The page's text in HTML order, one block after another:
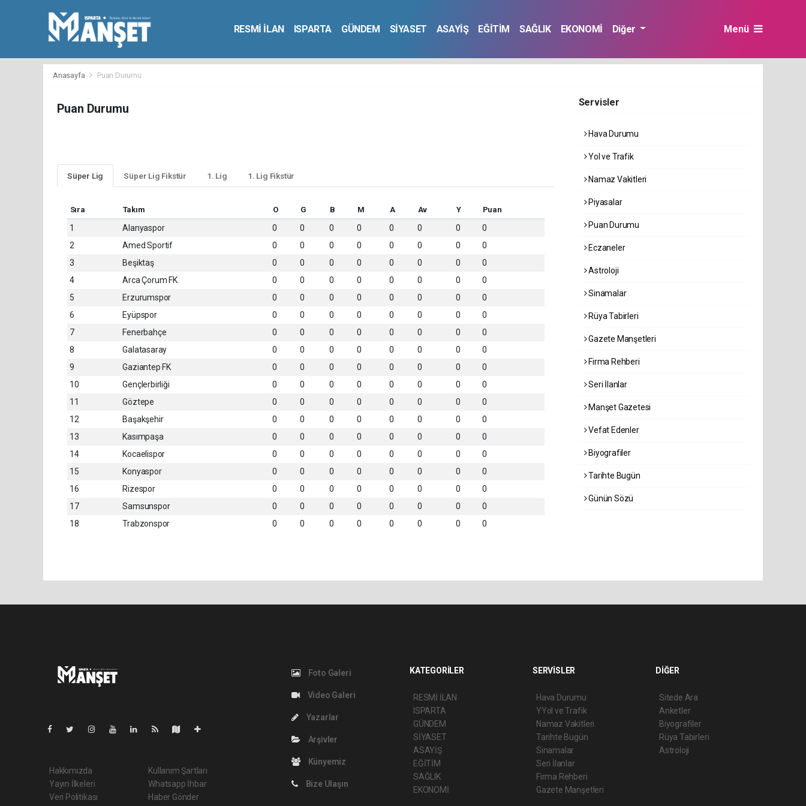
RESMİ İLAN ISPARTA GÜNDEM SİYASET ASAYİŞ EĞİTİM SAĞLIK EKONOMİ Diğer Menü
Anasayfa Puan Durumu
Puan Durumu
Süper Lig Süper Lig Fikstür 1. Lig 1. Lig Fikstür
Sıra Takım O G B M A Av Y Puan
1 Alanyaspor 0 0 0 0 0 0 0
0
2
Amed Sportif 0 0 0 0 0 0 0
0
3
Beşiktaş 0 0 0 0 0 0 0
0
4
Arca Çorum FK 0 0 0 0 0 0 0
0
5
Erzurumspor 0 0 0 0 0 0 0
0
6
Eyüpspor 0 0 0 0 0 0 0
0
7
Fenerbahçe 0 0 0 0 0 0 0
0
8
Galatasaray 0 0 0 0 0 0 0
0
9
Gaziantep FK 0 0 0 0 0 0 0
0
10
Gençlerbirliği 0 0 0 0 0 0 0
0
11
Göztepe 0 0 0 0 0 0 0
0
12
Başakşehir 0 0 0 0 0 0 0
0
13
Kasımpaşa 0 0 0 0 0 0 0
0
14
Kocaelispor 0 0 0 0 0 0 0
0
15
Konyaspor 0 0 0 0 0 0 0
0
16
Rizespor 0 0 0 0 0 0 0
0
17
Samsunspor 0 0 0 0 0 0 0
0
18
Trabzonspor 0 0 0 0 0 0 0 0
Servisler
Hava Durumu
Yol ve Trafik
Namaz Vakitleri
Piyasalar
Puan Durumu
Eczaneler
Astroloji
Sinamalar
Rüya Tabirleri
Gazete Manşetleri
Firma Rehberi
Seri İlanlar
Manşet Gazetesi
Vefat Edenler
Biyografiler
Tarihte Bugün
Günün Sözü
Hakkımızda
Yayın İlkeleri
Veri Politikası
Kullanım Şartları
Whatsapp İhbar
Haber Gönder
Foto Galeri
Video Galeri
Yazarlar
Arşivler
Künyemiz
Bize Ulaşın
KATEGORİLER
RESMİ İLAN
ISPARTA
GÜNDEM
SİYASET
ASAYİŞ
EĞİTİM
SAĞLIK
EKONOMİ
SERVİSLER
Hava Durumu
YYol ve Trafik
Namaz Vakitleri
Tarihte Bugün
Sinamalar
Seri İlanlar
Firma Rehberi
Gazete Manşetleri
DİĞER
Sitede Ara
Anketler
Biyografiler
Rüya Tabirleri
Astroloji